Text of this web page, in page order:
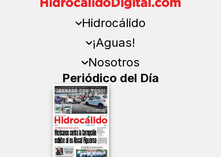
Hidrocálido
¡Aguas!
Nosotros
Periódico del Día